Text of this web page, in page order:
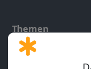
Themen
Gott und Bibel